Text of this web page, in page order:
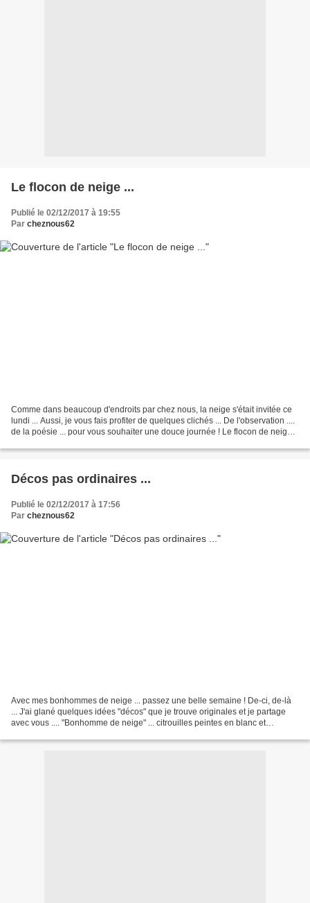
Le flocon de neige ...
Publié le 02/12/2017 à 19:55
Par cheznous62
Comme dans beaucoup d'endroits par chez nous, la neige s'était invitée ce
lundi ... Aussi, je vous fais profiter de quelques clichés ... De l'observation ....
de la poésie ... pour vous souhaiter une douce journée ! Le flocon de neige
Décos pas ordinaires ...
Publié le 02/12/2017 à 17:56
Par cheznous62
Avec mes bonhommes de neige ... passez une belle semaine ! De-ci, de-là
... J'ai glané quelques idées "décos" que je trouve originales et je partage
avec vous .... "Bonhomme de neige" ... citrouilles peintes en blanc et